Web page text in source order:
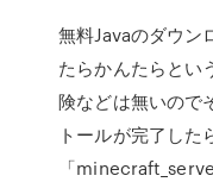
無料Javaのダウン
たらかんたらとい
険などは無いので
トールが完了した
「